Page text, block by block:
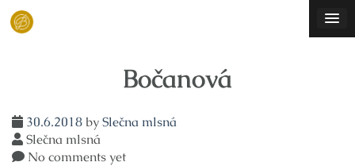
Skip
Bočanová
30.6.2018bySlečna mlsná
Slečna mlsná
No comments yet